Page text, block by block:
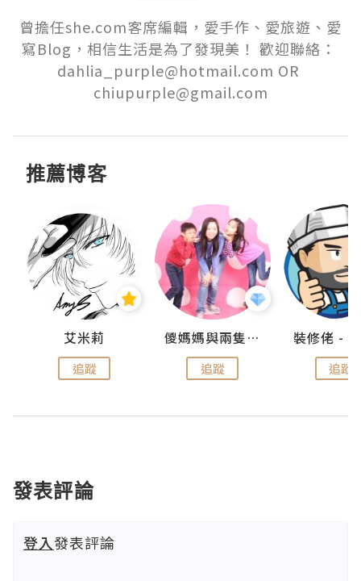
曾擔任she.com客席編輯，愛手作、愛旅遊、愛
寫Blog，相信生活是為了發現美！ 歡迎聯絡：
dahlia_purple@hotmail.com OR
chiupurple@gmail.com
推薦博客
艾米莉
追蹤
儍媽媽與兩隻小魔怪之家
追蹤 追蹤
發表評論
登入發表評論